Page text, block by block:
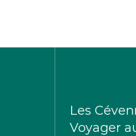
Les
Voyager